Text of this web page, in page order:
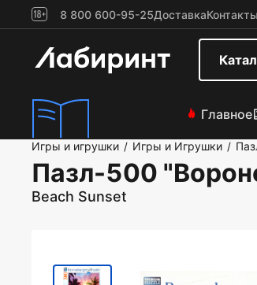
8 800 600-95-25ДоставкаКонтакты
Главное
Игры и игрушки / Игры и Игрушки /
Пазл-500
Beach Sunset